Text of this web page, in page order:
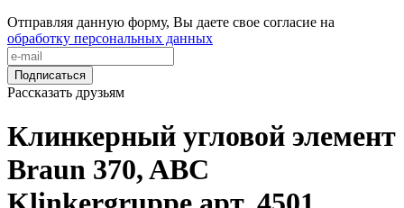
Отправляя данную форму, Вы даете свое согласие на
обработку персональных данных
Подписаться
Рассказать друзьям
Клинкерный угловой элемент
Braun 370, ABC